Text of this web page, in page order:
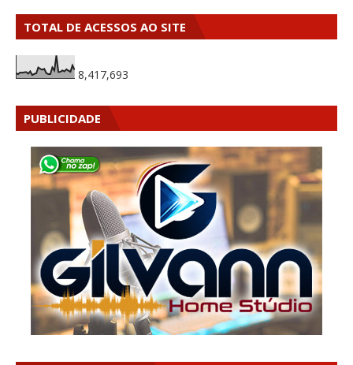
TOTAL DE ACESSOS AO SITE
8,417,693
PUBLICIDADE